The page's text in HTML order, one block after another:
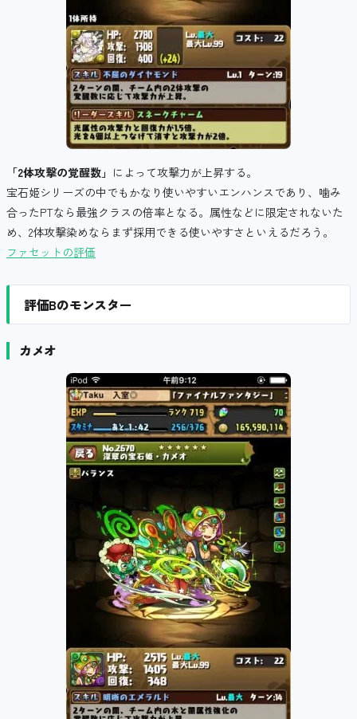
「2体攻撃の覚醒数」 によって攻撃力が上昇する。
宝石姫シリーズの中でもかなり使いやすいエンハンスであり、噛み
合ったPTなら最強クラスの倍率となる。属性などに限定されないた
め、2体攻撃染めならまず採用できる使いやすさといえるだろう。
ファセットの評価
評価Bのモンスター
カメオ